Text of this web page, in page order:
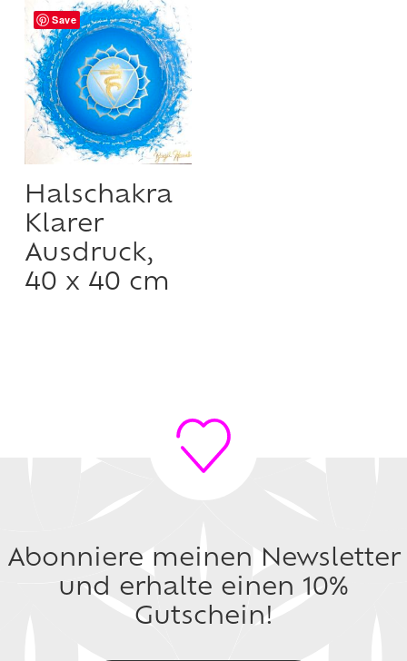
Save
Halschakra
Klarer
Ausdruck,
40 x 40 cm
Abonniere meinen Newsletter
und erhalte einen 10%
Gutschein!